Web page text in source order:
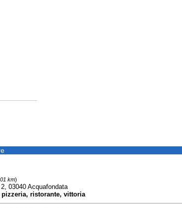
km)
03040 Acquafondata
ristorante, vittoria